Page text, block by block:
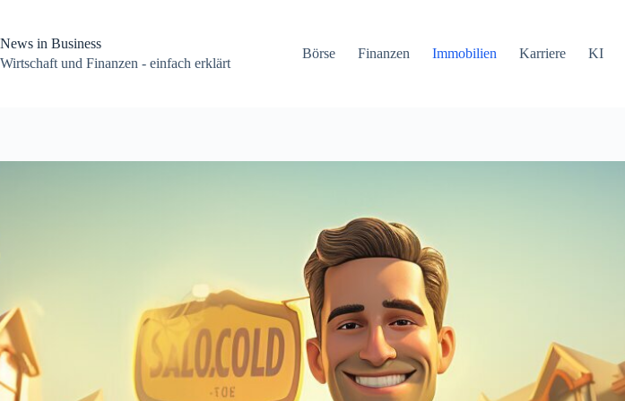
springen
News in Business
Wirtschaft und Finanzen - einfach erklärt
Börse Finanzen Immobilien Karriere KI